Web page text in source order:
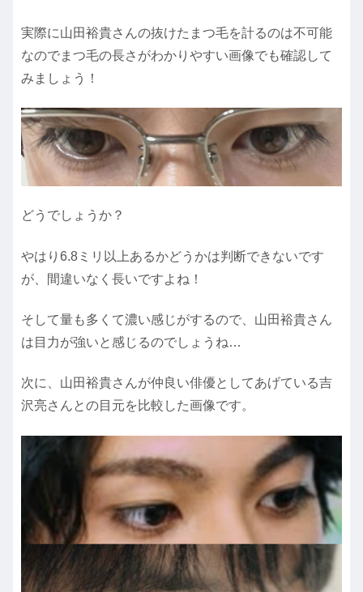
実際に山田裕貴さんの抜けたまつ毛を計るのは不可能
なのでまつ毛の長さがわかりやすい画像でも確認して
みましょう！
どうでしょうか？
やはり6.8ミリ以上あるかどうかは判断できないです
が、間違いなく長いですよね！
そして量も多くて濃い感じがするので、山田裕貴さん
は目力が強いと感じるのでしょうね…
次に、山田裕貴さんが仲良い俳優としてあげている吉
沢亮さんとの目元を比較した画像です。